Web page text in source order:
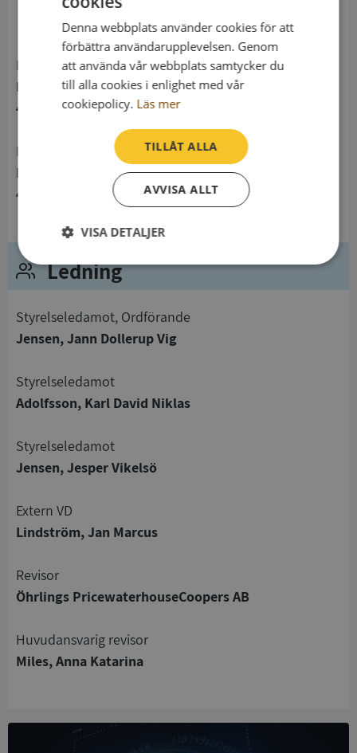
Postadress
Håbynvägen 6
458 30 Färgelanda
Håbynvägen 6
458 30 Färgelanda
Ledning
Styrelseledamot, Ordförande
Jensen, Jann Dollerup Vig
Styrelseledamot
Adolfsson, Karl David Niklas
Styrelseledamot
Jensen, Jesper Vikelsö
Extern VD
Lindström, Jan Marcus
Revisor
Öhrlings PricewaterhouseCoopers AB
Huvudansvarig revisor
Miles, Anna Katarina
Denna webbplats använder cookies för att
förbättra användarupplevelsen. Genom
att använda vår webbplats samtycker du
till alla cookies i enlighet med vår
cookiepolicy. Läs mer
TILLÅT ALLA
AVVISA ALLT
VISA DETALJER
Strikt
nödvändigt
Prestanda Inriktning
Funktioner
Strikt nödvändigt
Funktioner
Strikt nödvändiga kakor tillåter
kärnwebbplatsfunktioner som användarinloggning
och kontohantering. Webbplatsen kan inte
användas ordentligt utan strikt nödvändiga cookies.
Domän